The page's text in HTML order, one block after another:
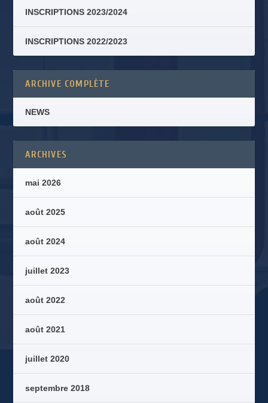
INSCRIPTIONS 2023/2024
INSCRIPTIONS 2022/2023
ARCHIVE COMPLÈTE
NEWS
ARCHIVES
mai 2026
août 2025
août 2024
juillet 2023
août 2022
août 2021
juillet 2020
septembre 2018